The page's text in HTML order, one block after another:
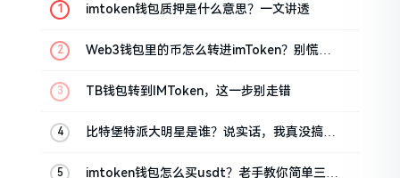
imtoken钱包质押是什么意思？一文讲透
Web3钱包里的币怎么转进imToken？别慌，
TB钱包转到IMToken，这一步别走错
比特堡特派大明星是谁？说实话，我真没搞明
imtoken钱包怎么买usdt？老手教你简单三步